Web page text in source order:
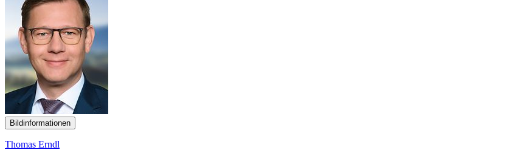
Bildinformationen
Thomas Erndl